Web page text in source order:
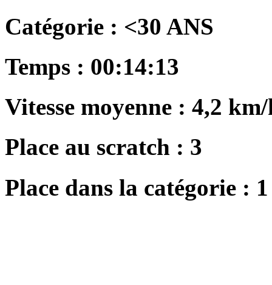
Catégorie : <30 ANS
Temps : 00:14:13
Vitesse moyenne : 4,2
Place au scratch : 3
Place dans la catégorie : 1